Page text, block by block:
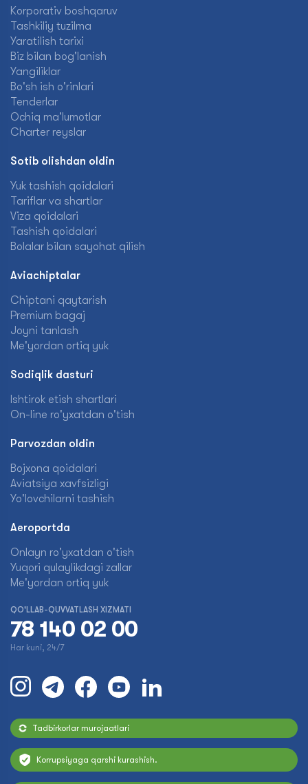
Korporativ boshqaruv
Tashkiliy tuzilma
Yaratilish tarixi
Biz bilan bog'lanish
Yangiliklar
Bo'sh ish o'rinlari
Tenderlar
Ochiq ma'lumotlar
Charter reyslar
Sotib olishdan oldin
Yuk tashish qoidalari
Tariflar va shartlar
Viza qoidalari
Tashish qoidalari
Bolalar bilan sayohat qilish
Aviachiptalar
Chiptani qaytarish
Premium bagaj
Joyni tanlash
Me'yordan ortiq yuk
Sodiqlik dasturi
Ishtirok etish shartlari
On-line ro'yxatdan o'tish
Parvozdan oldin
Bojxona qoidalari
Aviatsiya xavfsizligi
Yo'lovchilarni tashish
Aeroportda
Onlayn ro'yxatdan o'tish
Yuqori qulaylikdagi zallar
Me'yordan ortiq yuk
QO'LLAB-QUVVATLASH XIZMATI
78 140 02 00
Har kuni, 24/7
Tadbirkorlar murojaatlari
Korrupsiyaga qarshi kurashish.